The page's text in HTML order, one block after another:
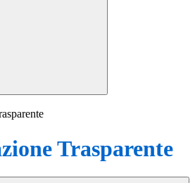
Trasparente